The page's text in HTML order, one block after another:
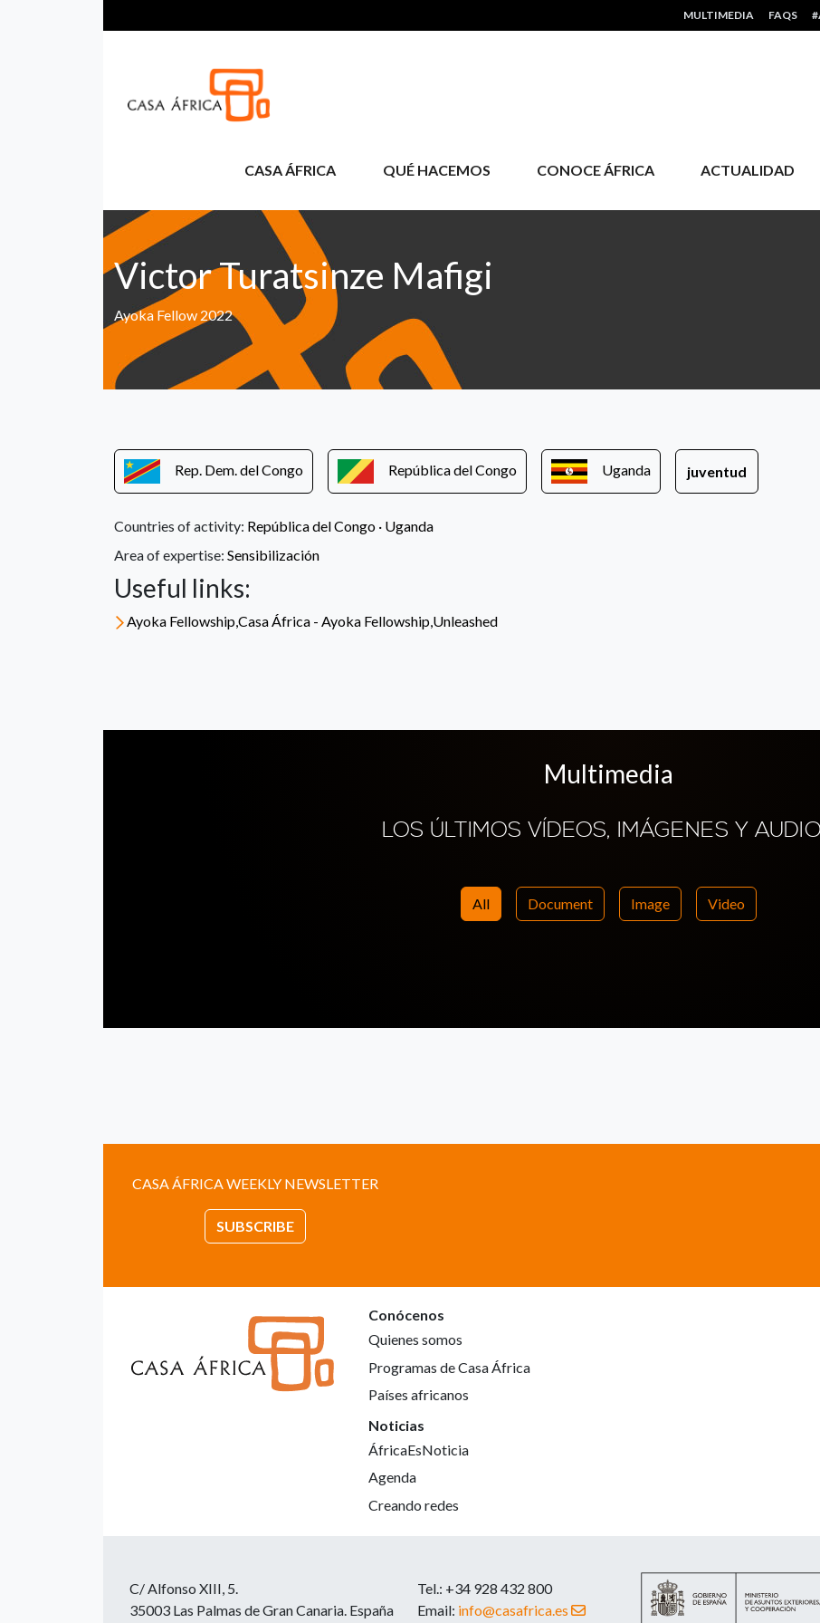
HEADER MENU
MULTIMEDIA FAQS
CASA ÁFRICA QUÉ HACEMOS CONOCE ÁFRICA ACTUALIDAD
Victor Turatsinze Mafigi
Ayoka Fellow 2022
Rep. Dem. del Congo República del Congo Uganda juventud
Countries of activity: República del Congo · Uganda
Area of expertise: Sensibilización
Useful links:
Ayoka Fellowship,Casa África - Ayoka Fellowship,Unleashed
Multimedia
LOS ÚLTIMOS VÍDEOS, IMÁGENES Y
All Document Image Video
CASA ÁFRICA WEEKLY NEWSLETTER
SUBSCRIBE
Conócenos
Quienes somos
Programas de Casa África
Países africanos
Noticias
ÁfricaEsNoticia
Agenda
Creando redes
C/ Alfonso XIII, 5.
35003 Las Palmas de Gran Canaria. España
Tel.: +34 928 432 800
Email: info@casafrica.es